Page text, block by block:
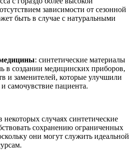
зависимости от сезонной
быть в случае с натуральными
: синтетические материалы
в создании медицинских приборов,
и заменителей, которые улучшили
самочувствие пациента.
некоторых случаях синтетические
сохранению ограниченных
они могут служить идеальной